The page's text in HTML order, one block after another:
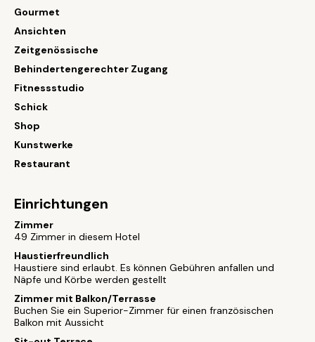
Gourmet
Ansichten
Zeitgenössische
Behindertengerechter Zugang
Fitnessstudio
Schick
Shop
Kunstwerke
Restaurant
Einrichtungen
Zimmer
49 Zimmer in diesem Hotel
Haustierfreundlich
Haustiere sind erlaubt. Es können Gebühren anfallen und
Näpfe und Körbe werden gestellt
Zimmer mit Balkon/Terrasse
Buchen Sie ein Superior-Zimmer für einen französischen
Balkon mit Aussicht